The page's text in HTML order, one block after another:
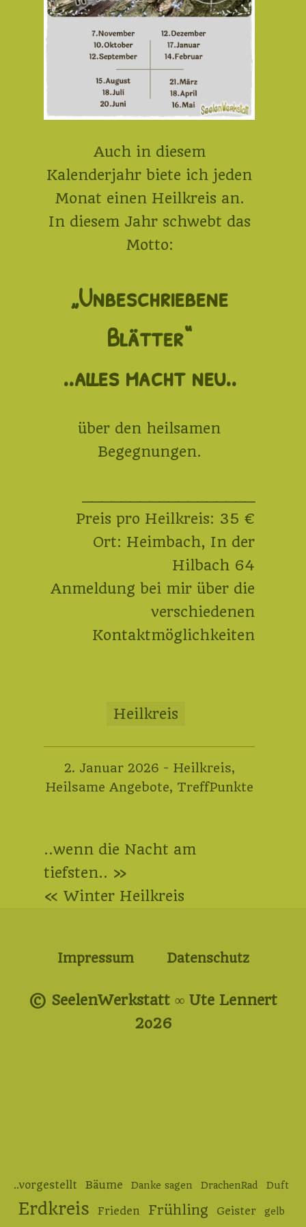
Auch in diesem
Kalenderjahr biete ich jeden
Monat einen Heilkreis an.
In diesem Jahr schwebt das
Motto:
„Unbeschriebene
Blätter“
..alles macht neu..
über den heilsamen
Begegnungen.
Preis pro Heilkreis: 35 €
Ort: Heimbach, In der
Hilbach 64
Anmeldung bei mir über die
verschiedenen
Kontaktmöglichkeiten
Heilkreis
2. Januar 202612.
Februar
- Heilkreis,
Heilsame Angebote, TreffPunkte
Beitragsnavigation
..wenn die Nacht am
tiefsten.. »
« Winter Heilkreis
Impressum Datenschutz
© SeelenWerkstatt ∞ Ute Lennert
2o26
..vorgestellt Bäume Danke sagen DrachenRad Duft
Erdkreis Frieden Frühling Geister gelb